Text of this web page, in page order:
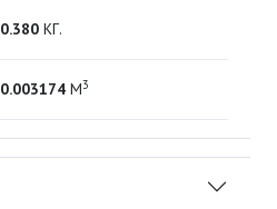
0.380 КГ.
0.003174 М3